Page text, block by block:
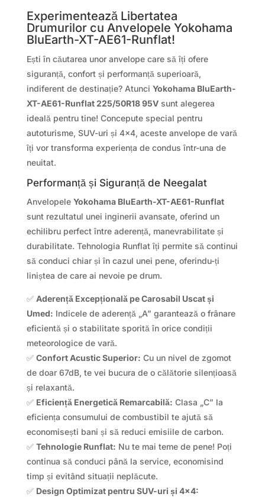
Experimentează Libertatea
Drumurilor cu Anvelopele Yokohama
BluEarth-XT-AE61-Runflat!
Ești în căutarea unor anvelope care să îți ofere
siguranță, confort și performanță superioară,
indiferent de destinație? Atunci Yokohama BluEarth-
XT-AE61-Runflat 225/50R18 95Vsunt alegerea
ideală pentru tine! Concepute special pentru
autoturisme, SUV-uri și 4×4, aceste anvelope de vară
îți vor transforma experiența de condus într-una de
neuitat.
Performanță și Siguranță de Neegalat
Anvelopele Yokohama BluEarth-XT-AE61-Runflat
sunt rezultatul unei inginerii avansate, oferind un
echilibru perfect între aderență, manevrabilitate și
durabilitate. Tehnologia Runflat îți permite să continui
să conduci chiar și în cazul unei pene, oferindu-ți
liniștea de care ai nevoie pe drum.
✅ Aderență Excepțională pe Carosabil Uscat și
Umed: Indicele de aderență „A” garantează o frânare
eficientă și o stabilitate sporită în orice condiții
meteorologice de vară.
✅ Confort Acustic Superior: Cu un nivel de zgomot
de doar 67dB, te vei bucura de o călătorie silențioasă
și relaxantă.
✅ Eficiență Energetică Remarcabilă: Clasa „C” la
eficiența consumului de combustibil te ajută să
economisești bani și să reduci emisiile de carbon.
✅ Tehnologie Runflat: Nu te mai teme de pene! Poți
continua să conduci până la service, economisind
timp și evitând situații neplăcute.
✅ Design Optimizat pentru SUV-uri și 4×4: